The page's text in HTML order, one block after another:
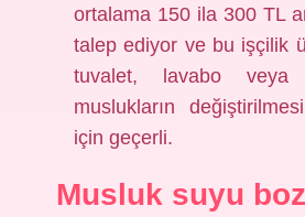
ortalama 150 ila 300 TL
talep ediyor ve bu işçilik
tuvalet, lavabo veya
muslukların
için geçerli.
Musluk suyu